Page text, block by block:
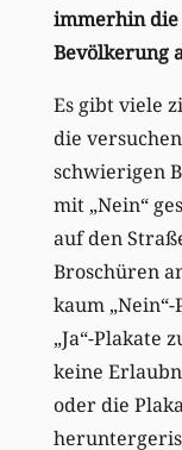
immerhin
Bevölkerung
Es gibt viele
die
schwierigen
mit „Nein“
auf den
Broschüren
kaum
„Ja“-Plakate
keine
oder die